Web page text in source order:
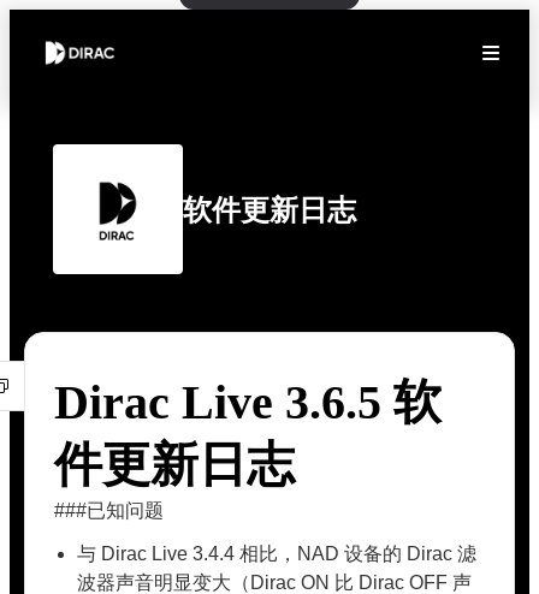
软件更新日志
Dirac Live 3.6.5 软
件更新日志
###已知问题
与 Dirac Live 3.4.4 相比，NAD 设备的 Dirac 滤
波器声音明显变大（Dirac ON 比 Dirac OFF 声